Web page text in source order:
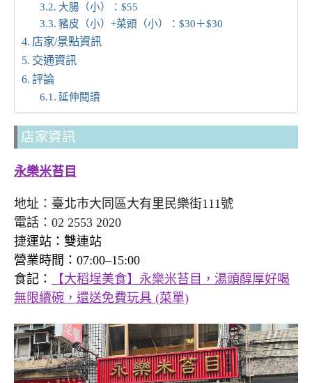
大腸（小）：$55
豬皮（小）+菜頭（小）：$30＋$30
店家/景點資訊
交通資訊
評論
延伸閱讀
店家資訊
永樂米苔目
地址：臺北市大同區大有里民樂街111號
電話：02 2553 2020
捷運站：雙連站
營業時間：07:00–15:00
食記：
【大稻埕美食】永樂米苔目，湯頭醇厚好喝
無限續碗，還送免費玩具 (菜單)